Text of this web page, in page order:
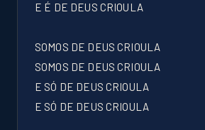
E É DE DEUS CRIOULA
SOMOS DE DEUS CRIOULA
SOMOS DE DEUS CRIOULA
E SÓ DE DEUS CRIOULA
E SÓ DE DEUS CRIOULA